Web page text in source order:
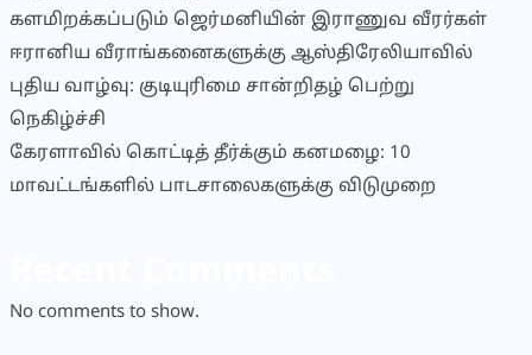
களமிறக்கப்படும் ஜெர்மனியின் இராணுவ வீரர்கள்
ஈரானிய வீராங்கனைகளுக்கு ஆஸ்திரேலியாவில்
புதிய வாழ்வு: குடியுரிமை சான்றிதழ் பெற்று
நெகிழ்ச்சி
கேரளாவில் கொட்டித் தீர்க்கும் கனமழை: 10
மாவட்டங்களில் பாடசாலைகளுக்கு விடுமுறை
No comments to show.